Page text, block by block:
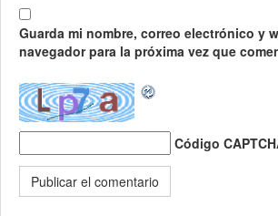
Guarda mi nombre, correo electrónico y
navegador para la próxima vez que
Código